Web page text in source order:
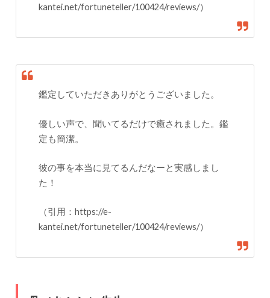
kantei.net/fortuneteller/100424/reviews/）
鑑定していただきありがとうございました。
優しい声で、聞いてるだけで癒されました。鑑
定も簡潔。
彼の事を本当に見てるんだなーと実感しまし
た！
（引用：https://e-
kantei.net/fortuneteller/100424/reviews/）